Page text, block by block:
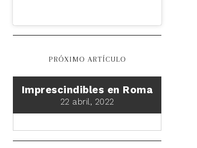
PRÓXIMO ARTÍCULO
Imprescindibles en Roma
22 abril, 2022